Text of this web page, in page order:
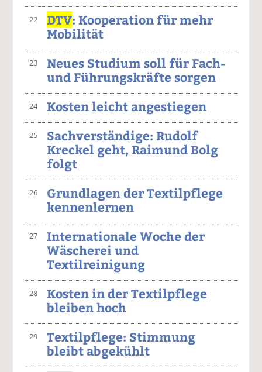
22 DTV: Kooperation für mehr
Mobilität
23
Neues Studium soll für Fach-
und Führungskräfte sorgen
24 Kosten leicht angestiegen
25
Sachverständige: Rudolf
Kreckel geht, Raimund Bolg
folgt
26
Grundlagen der Textilpflege
kennenlernen
27
Internationale Woche der
Wäscherei und
Textilreinigung
28
Kosten in der Textilpflege
bleiben hoch
29
Textilpflege: Stimmung
bleibt abgekühlt